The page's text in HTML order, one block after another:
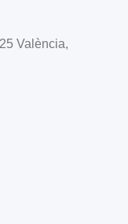
València,